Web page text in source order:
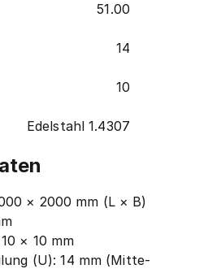
51.00
14
10
Edelstahl 1.4307
× 2000 mm (L × B)
× 10 mm
(U): 14 mm (Mitte-